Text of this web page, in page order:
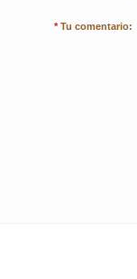
* Tu comentario: